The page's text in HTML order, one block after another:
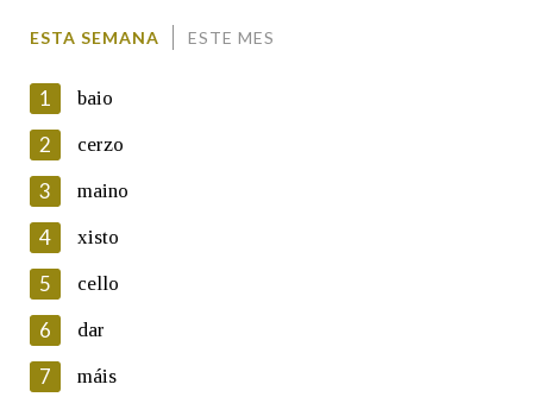
En cumprimento da normativa vixente en materia de
Protección de Datos de Carácter Persoal, a Real Academia
Galega informa a aqueles usuarios que faciliten o seu correo
electrónico, así como calquera outra información de carácter
persoal, que estes datos serán obxecto de tratamento
automatizado de carácter confidencial e incorporados aos seus
ficheiros informáticos. Así mesmo, os usuarios poderán exercer o
seu dereito de acceso, rectificación, oposición e cancelación dos
seus datos poñéndose en contacto connosco.
ESTA SEMANA ESTE MES
1 baio
2 cerzo
3 maino
4 xisto
5 cello
6 dar
7 máis